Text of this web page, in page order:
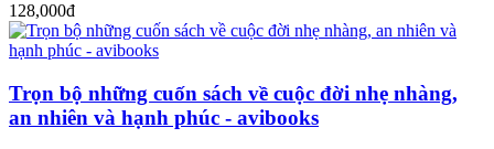
128,000đ
Trọn bộ những cuốn sách về cuộc đời nhẹ nhàng,
an nhiên và hạnh phúc - avibooks